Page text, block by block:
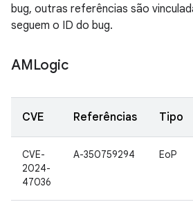
bug, outras referências são
seguem o ID do bug.
AMLogic
CVE Referências Tipo
CVE-
2024-
47036
A-350759294 EoP